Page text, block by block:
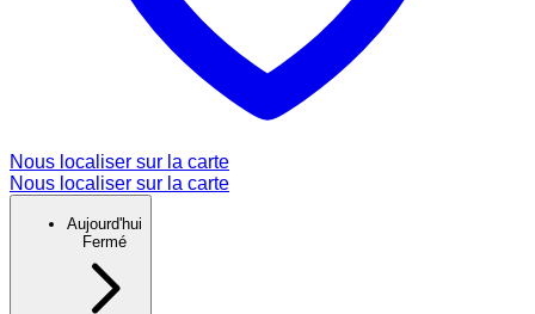
Nous localiser sur la carte
Nous localiser sur la carte
Aujourd'hui
Fermé